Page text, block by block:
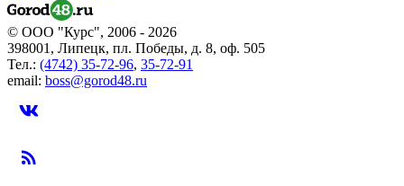
© ООО "Курс", 2006 - 2026
398001, Липецк, пл. Победы, д. 8, оф. 505
Тел.: (4742) 35-72-96, 35-72-91
email: boss@gorod48.ru